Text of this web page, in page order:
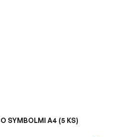
SYMBOLMI A4 (5 KS)